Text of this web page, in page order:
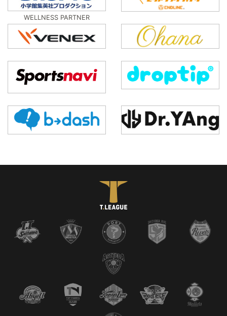
WELLNESS PARTNER